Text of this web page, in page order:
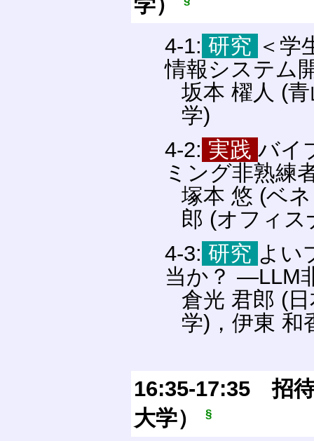
4-1: 研究 ＜学
情報システム
坂本 櫂人 (
学)
4-2: 実践 バイ
ミング非熟練
塚本 悠 (ベ
郎 (オフィス
4-3: 研究 よい
当か？ —LLM
倉光 君郎 (
学)，伊東 和
16:35-17:35 招
大学）§